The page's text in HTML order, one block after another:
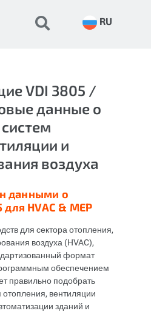
RU
VDI 3805 /
данные о
и
воздуха
данными о
HVAC & MEP
для сектора отопления,
воздуха (HVAC),
формат
обеспечением
правильно подобрать
вентиляции
зданий и